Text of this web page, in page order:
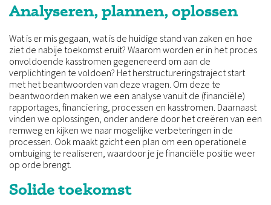
Analyseren, plannen, oplossen
Wat is er mis gegaan, wat is de huidige stand van zaken en hoe
ziet de nabije toekomst eruit? Waarom worden er in het proces
onvoldoende kasstromen gegenereerd om aan de
verplichtingen te voldoen? Het herstructureringstraject start
met het beantwoorden van deze vragen. Om deze te
beantwoorden maken we een analyse vanuit de (financiële)
rapportages, financiering, processen en kasstromen. Daarnaast
vinden we oplossingen, onder andere door het creëren van een
remweg en kijken we naar mogelijke verbeteringen in de
processen. Ook maakt gzicht een plan om een operationele
ombuiging te realiseren, waardoor je je financiële positie weer
op orde brengt.
Solide toekomst